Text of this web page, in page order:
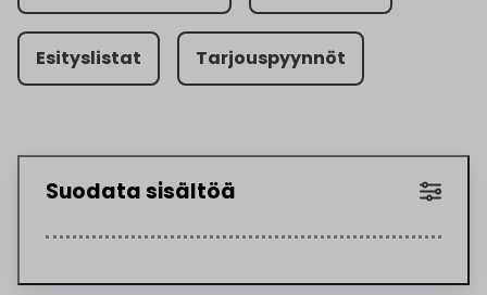
Tarjouspyynnöt
Esityslistat
Suodata sisältöä